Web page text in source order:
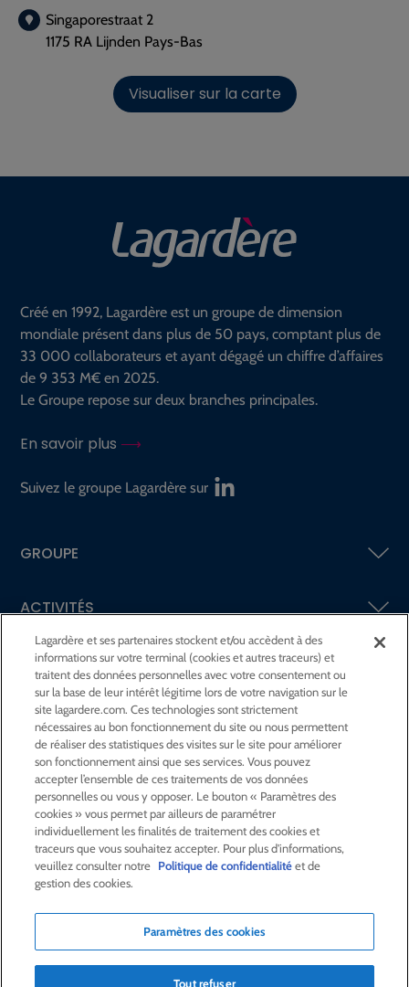
Singaporestraat 2
1175 RA Lijnden Pays-Bas
Visualiser sur la carte
Créé en 1992, Lagardère est un groupe de dimension
mondiale présent dans plus de 50 pays, comptant plus de
33 000 collaborateurs et ayant dégagé un chiffre d’affaires
de 9 353 M€ en 2025.
Le Groupe repose sur deux branches principales.
En savoir plus
Suivez le groupe Lagardère sur
GROUPE
ACTIVITÉS
ACTIONNAIRES &INVESTISSEURS
LA RSECHEZ LAGARDÈRE
LA FONDATIONJEAN‑LUC LAGARDÈRE
CENTRE PRESSE
NOUS REJOINDRE
Alerte e-mail
Commande de publication
Lagardère et ses partenaires stockent et/ou accèdent à des
informations sur votre terminal (cookies et autres traceurs) et
traitent des données personnelles avec votre consentement ou
sur la base de leur intérêt légitime lors de votre navigation sur le
site lagardere.com. Ces technologies sont strictement
nécessaires au bon fonctionnement du site ou nous permettent
de réaliser des statistiques des visites sur le site pour améliorer
son fonctionnement ainsi que ses services. Vous pouvez
accepter l’ensemble de ces traitements de vos données
personnelles ou vous y opposer. Le bouton « Paramètres des
cookies » vous permet par ailleurs de paramétrer
individuellement les finalités de traitement des cookies et
traceurs que vous souhaitez accepter. Pour plus d'informations,
veuillez consulter notre Politique de confidentialitéet de
gestion des cookies.
Paramètres des cookies
Tout refuser